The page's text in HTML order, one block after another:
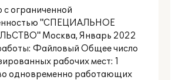
ограниченной
"СПЕЦИАЛЬНОЕ
Москва, Январь 2022
Файловый Общее число
рабочих мест: 1
одновременно работающих